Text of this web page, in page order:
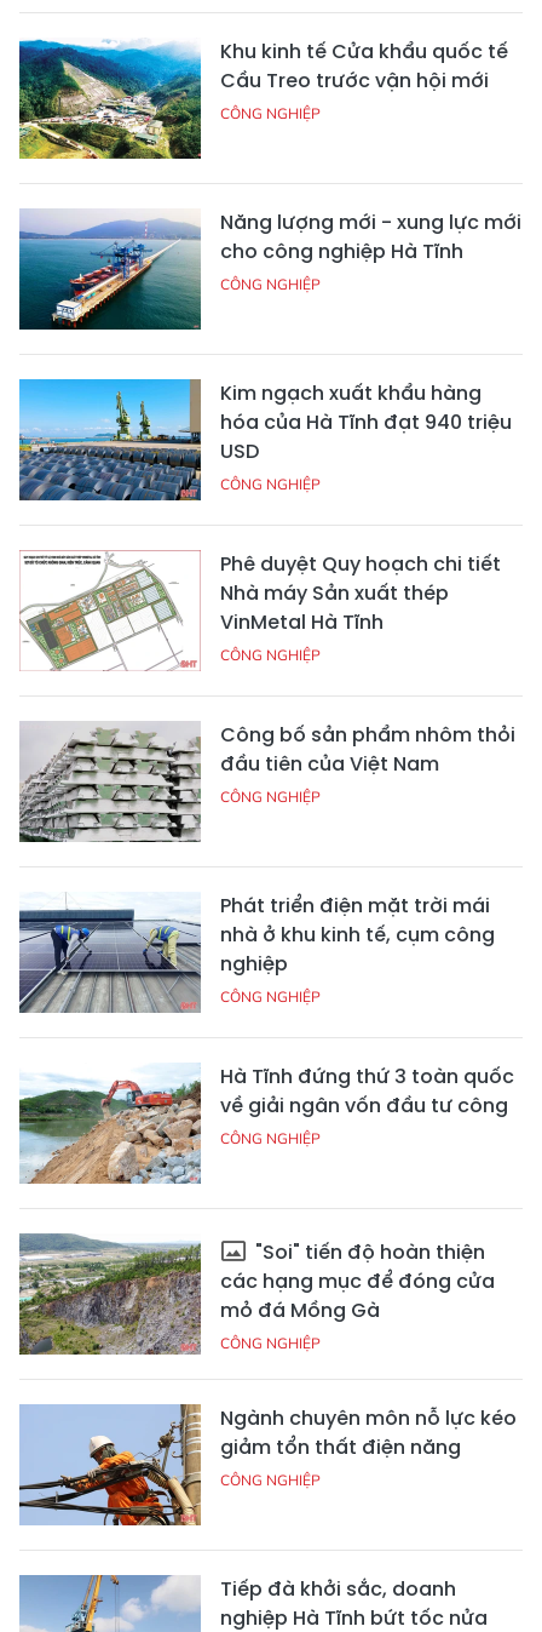
Khu kinh tế Cửa khẩu quốc tế
Cầu Treo trước vận hội mới
CÔNG NGHIỆP
Năng lượng mới - xung lực mới
cho công nghiệp Hà Tĩnh
CÔNG NGHIỆP
Kim ngạch xuất khẩu hàng
hóa của Hà Tĩnh đạt 940 triệu
USD
CÔNG NGHIỆP
Phê duyệt Quy hoạch chi tiết
Nhà máy Sản xuất thép
VinMetal Hà Tĩnh
CÔNG NGHIỆP
Công bố sản phẩm nhôm thỏi
đầu tiên của Việt Nam
CÔNG NGHIỆP
Phát triển điện mặt trời mái
nhà ở khu kinh tế, cụm công
nghiệp
CÔNG NGHIỆP
Hà Tĩnh đứng thứ 3 toàn quốc
về giải ngân vốn đầu tư công
CÔNG NGHIỆP
"Soi" tiến độ hoàn thiện
các hạng mục để đóng cửa
mỏ đá Mồng Gà
CÔNG NGHIỆP
Ngành chuyên môn nỗ lực kéo
giảm tổn thất điện năng
CÔNG NGHIỆP
Tiếp đà khởi sắc, doanh
nghiệp Hà Tĩnh bứt tốc nửa